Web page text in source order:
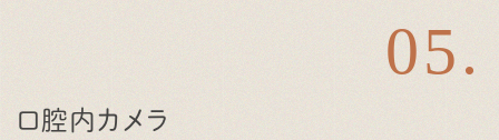
口腔内カメラ